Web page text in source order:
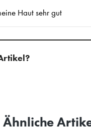
Ähnliche